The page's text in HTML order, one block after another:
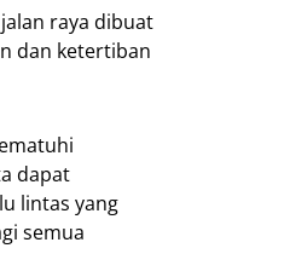
raya dibuat
dan ketertiban
dapat
lintas yang
semua